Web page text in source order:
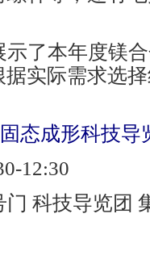
了本年度镁
实际需求选
态成形科技导
12:30
科技导览团